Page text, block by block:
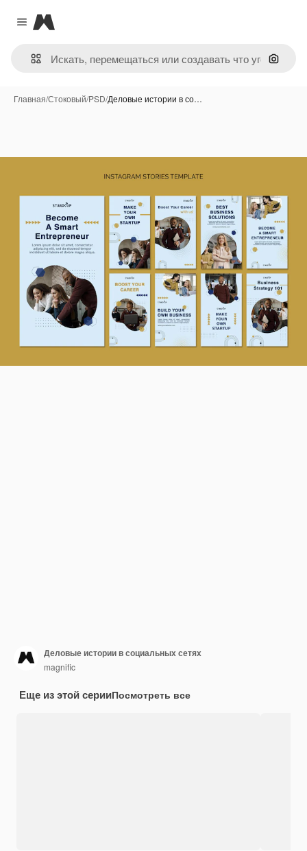
Close menu
Magnific
Поиск
Главная/Стоковый/PSD/Деловые истории в со…
Деловые истории в социальных сетях
magnific
Еще из этой серииПосмотреть все